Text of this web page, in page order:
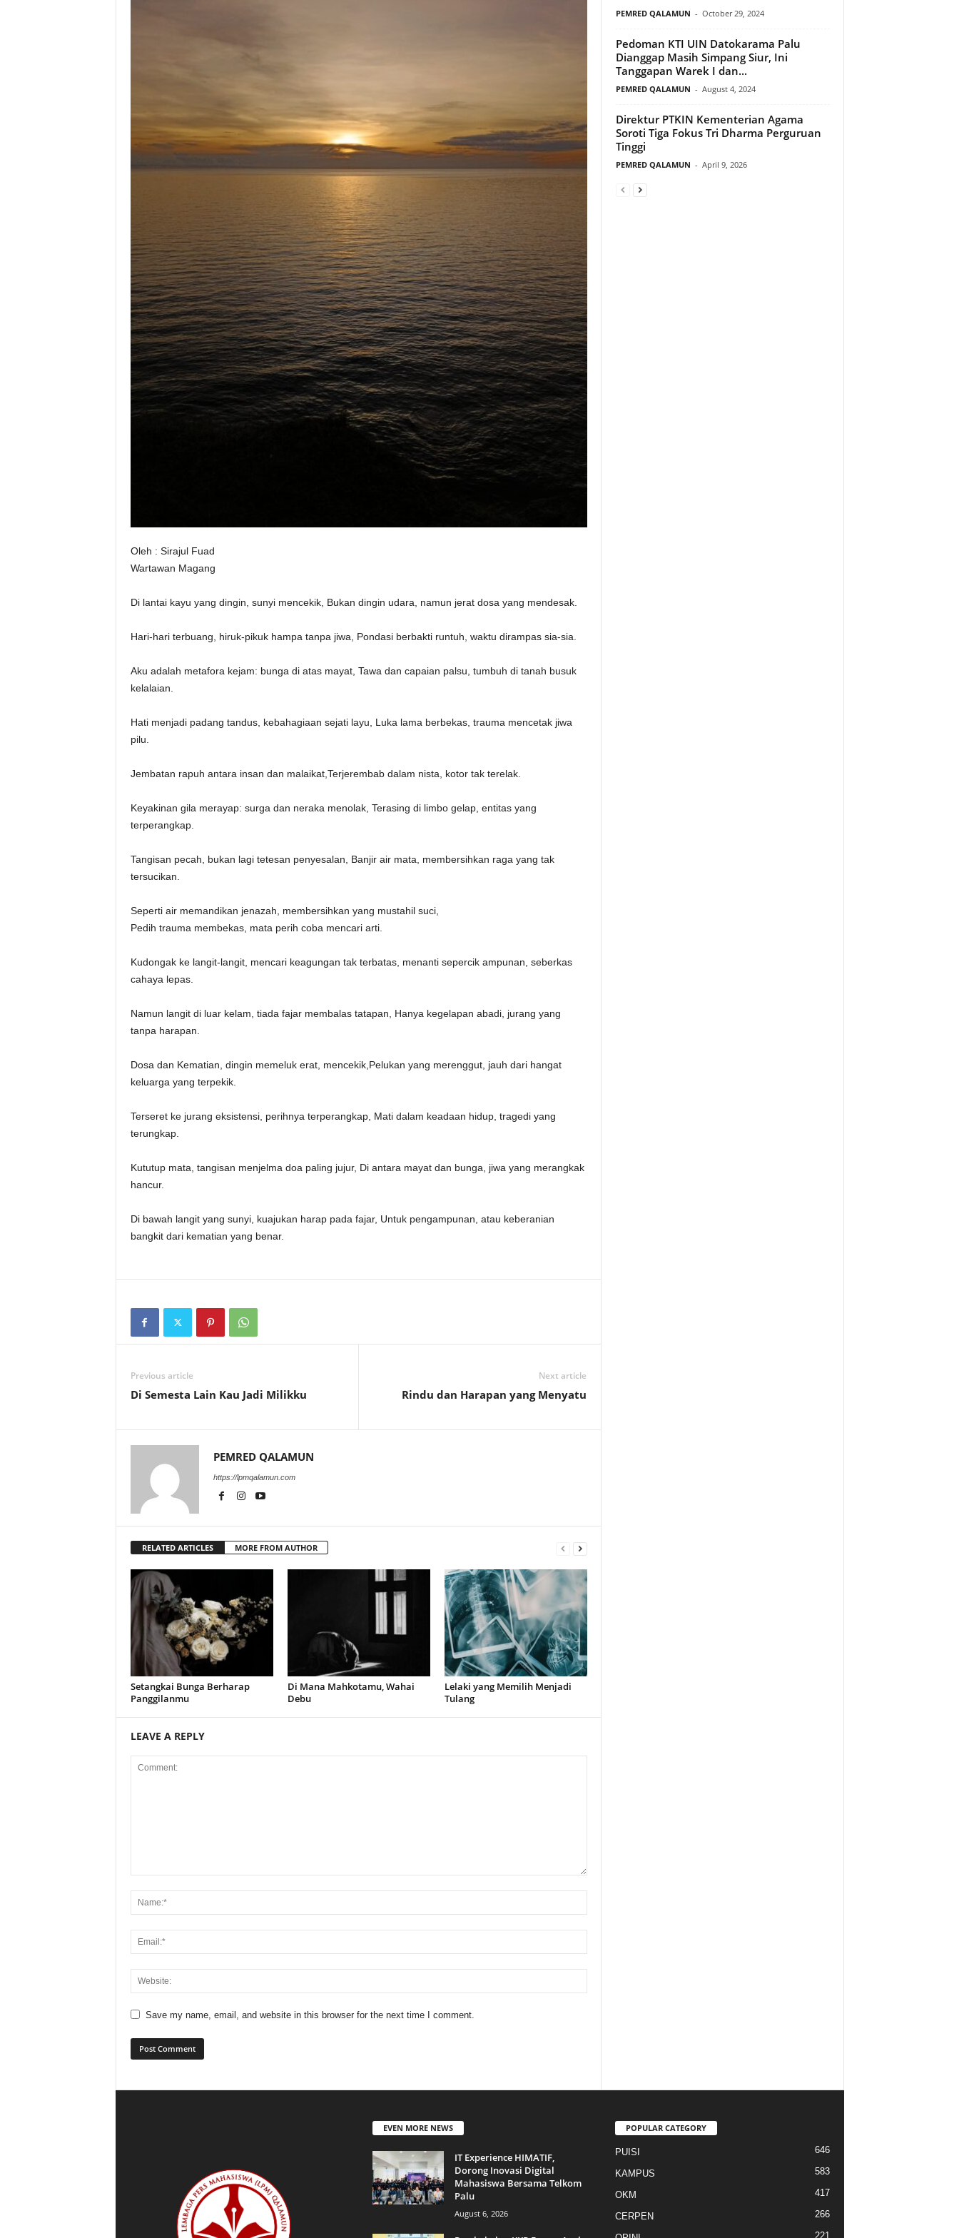
Oleh : Sirajul Fuad
Wartawan Magang
‎Di lantai kayu yang dingin, sunyi mencekik, ‎Bukan dingin udara, namun jerat dosa yang mendesak.
Hari-hari terbuang, hiruk-pikuk hampa tanpa jiwa, ‎Pondasi berbakti runtuh, waktu dirampas sia-sia.
‎Aku adalah metafora kejam: bunga di atas mayat, ‎Tawa dan capaian palsu, tumbuh di tanah busuk
kelalaian.
‎Hati menjadi padang tandus, kebahagiaan sejati layu, ‎Luka lama berbekas, trauma mencetak jiwa
pilu.
‎Jembatan rapuh antara insan dan malaikat,‎Terjerembab dalam nista, kotor tak terelak.
‎Keyakinan gila merayap: surga dan neraka menolak, ‎Terasing di limbo gelap, entitas yang
terperangkap.
‎Tangisan pecah, bukan lagi tetesan penyesalan, ‎Banjir air mata, membersihkan raga yang tak
tersucikan.
‎Seperti air memandikan jenazah, membersihkan yang mustahil suci,
‎Pedih trauma membekas, mata perih coba mencari arti.
‎Kudongak ke langit-langit, mencari keagungan tak terbatas, menanti sepercik ampunan, seberkas
cahaya lepas.
‎Namun langit di luar kelam, tiada fajar membalas tatapan, ‎Hanya kegelapan abadi, jurang yang
tanpa harapan.
‎Dosa dan Kematian, dingin memeluk erat, mencekik,‎Pelukan yang merenggut, jauh dari hangat
keluarga yang terpekik.
‎Terseret ke jurang eksistensi, perihnya terperangkap, ‎Mati dalam keadaan hidup, tragedi yang
terungkap.
‎Kututup mata, tangisan menjelma doa paling jujur, ‎Di antara mayat dan bunga, jiwa yang merangkak
hancur.
‎Di bawah langit yang sunyi, kuajukan harap pada fajar, ‎Untuk pengampunan, atau keberanian
bangkit dari kematian yang benar.
Previous article
‎Di Semesta Lain Kau Jadi Milikku
Next article
Rindu dan Harapan yang Menyatu
PEMRED QALAMUN
https://lpmqalamun.com
RELATED ARTICLES MORE FROM AUTHOR
Setangkai Bunga Berharap
Panggilanmu
Di Mana Mahkotamu, Wahai
Debu
Lelaki yang Memilih Menjadi
Tulang
LEAVE A REPLY
Save my name, email, and website in this browser for the next time I comment.
PEMRED QALAMUN - October 29, 2024
Pedoman KTI UIN Datokarama Palu
Dianggap Masih Simpang Siur, Ini
Tanggapan Warek I dan...
PEMRED QALAMUN - August 4, 2024
Direktur PTKIN Kementerian Agama
Soroti Tiga Fokus Tri Dharma Perguruan
Tinggi
PEMRED QALAMUN - April 9, 2026
EVEN MORE NEWS
IT Experience HIMATIF,
Dorong Inovasi Digital
Mahasiswa Bersama Telkom
Palu
August 6, 2026
POPULAR CATEGORY
PUISI 646
KAMPUS 583
OKM 417
CERPEN 266
221